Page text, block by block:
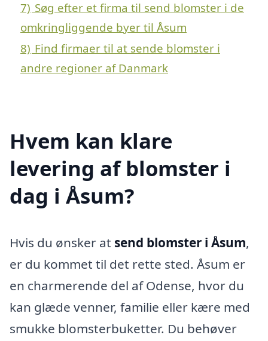
7) Søg efter et firma til send blomster i de
omkringliggende byer til Åsum
8) Find firmaer til at sende blomster i
andre regioner af Danmark
Hvem kan klare
levering af blomster i
dag i Åsum?
Hvis du ønsker at send blomster i Åsum,
er du kommet til det rette sted. Åsum er
en charmerende del af Odense, hvor du
kan glæde venner, familie eller kære med
smukke blomsterbuketter. Du behøver